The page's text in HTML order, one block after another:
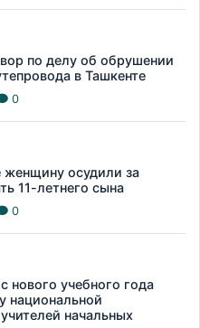
по делу об обрушении
в Ташкенте
0
женщину осудили за
11-летнего сына
0
нового учебного года
национальной
начальных